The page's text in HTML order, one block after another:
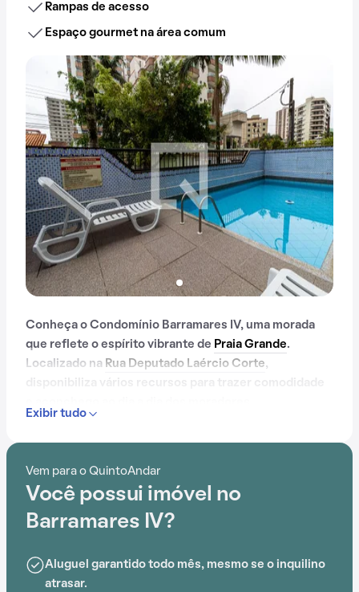
Rampas de acesso
Espaço gourmet na área comum
Conheça o Condomínio Barramares IV, uma morada
que reflete o espírito vibrante de Praia Grande.
Localizado na Rua Deputado Laércio Corte,
Contando com elevador, piscina, salão de festas, gás
comum, o Condomínio Barramares IV é preparado para
atender às necessidades dos moradores que buscam
lazer e conforto em um só lugar.
Exibir tudo
Vem para o QuintoAndar
Você possui imóvel no
Barramares IV?
Aluguel garantido todo mês, mesmo se o inquilino
atrasar.